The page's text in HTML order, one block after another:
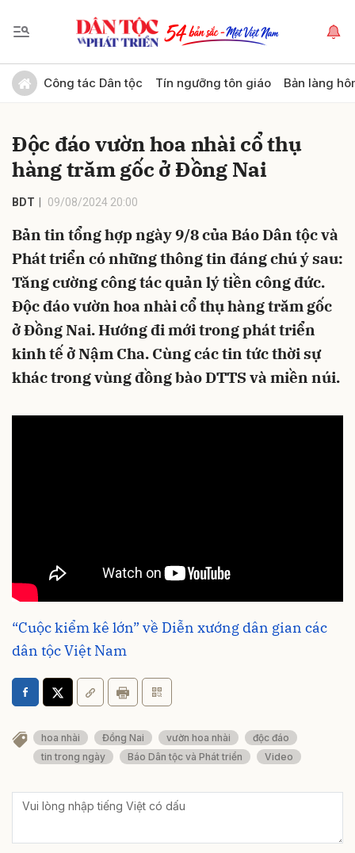
Công tác Dân tộc Tín ngưỡng tôn giáo Bản làng
Độc đáo vườn hoa nhài cổ thụ
hàng trăm gốc ở Đồng Nai
BDT 09/08/2024 20:00
Bản tin tổng hợp ngày 9/8 của Báo Dân tộc và
Phát triển có những thông tin đáng chú ý sau:
Tăng cường công tác quản lý tiền công đức.
Độc đáo vườn hoa nhài cổ thụ hàng trăm gốc
ở Đồng Nai. Hướng đi mới trong phát triển
kinh tế ở Nậm Cha. Cùng các tin tức thời sự
khác trong vùng đồng bào DTTS và miền núi.
“Cuộc kiểm kê lớn” về Diễn xướng dân gian các
dân tộc Việt Nam
hoa nhài Đồng Nai vườn hoa nhài
độc đáo
tin trong ngày
Báo Dân tộc và Phát triển Video
Gửi bình luận
Hủy Gửi